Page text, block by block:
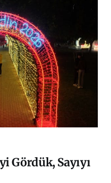
Gördük, Sayıyı